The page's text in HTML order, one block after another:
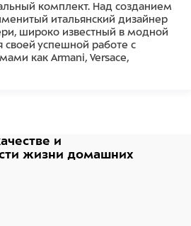
комплект. Над созданием
итальянский дизайнер
широко известный в модной
своей успешной работе с
как Armani, Versace,
и
жизни домашних